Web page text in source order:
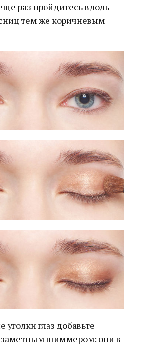
раз пройдитесь вдоль
тем же коричневым
уголки глаз добавьте
заметным шиммером: они в